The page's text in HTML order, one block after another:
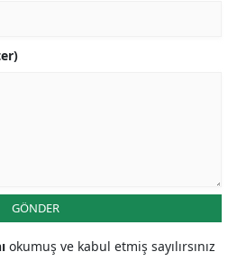
GÖNDER
okumuş ve kabul etmiş sayılırsınız